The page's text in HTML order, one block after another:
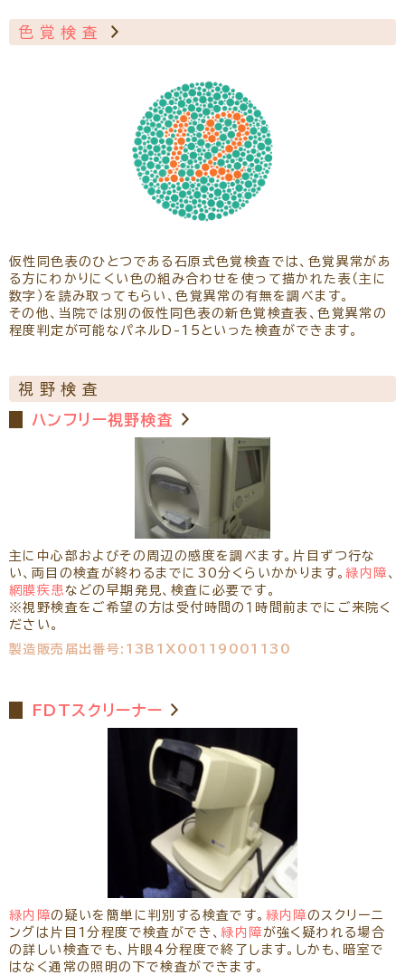
色覚検査
仮性同色表のひとつである石原式色覚検査では、色覚異常があ
る方にわかりにくい色の組み合わせを使って描かれた表（主に
数字）を読み取ってもらい、色覚異常の有無を調べます。
その他、当院では別の仮性同色表の新色覚検査表、色覚異常の
程度判定が可能なパネルD-15といった検査ができます。
視野検査
ハンフリー視野検査
主に中心部およびその周辺の感度を調べます。片目ずつ行な
い、両目の検査が終わるまでに30分くらいかかります。緑内障、
網膜疾患などの早期発見、検査に必要です。
※視野検査をご希望の方は受付時間の１時間前までにご来院く
ださい。
製造販売届出番号:13B1X00119001130
FDTスクリーナー
緑内障の疑いを簡単に判別する検査です。 緑内障のスクリーニ
ングは片目1分程度で検査ができ、緑内障が強く疑われる場合
の詳しい検査でも、片眼4分程度で終了します。しかも、暗室で
はなく通常の照明の下で検査ができます。